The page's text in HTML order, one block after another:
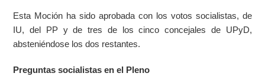
Esta Moción ha sido aprobada con los votos socialistas, de
IU, del PP y de tres de los cinco concejales de UPyD,
absteniéndose los dos restantes.
Preguntas socialistas en el Pleno